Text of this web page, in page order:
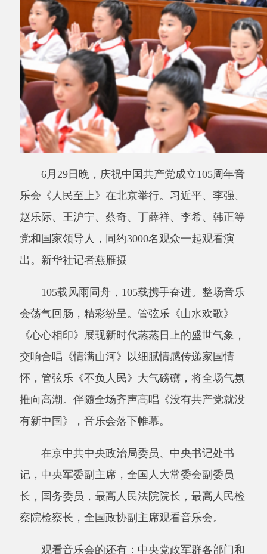
会荡气回肠，精彩纷呈。管弦乐《山水欢歌》
《心心相印》展现新时代蒸蒸日上的盛世气象，
交响合唱《情满山河》以细腻情感传递家国情
怀，管弦乐《不负人民》大气磅礴，将全场气氛
推向高潮。伴随全场齐声高唱《没有共产党就没
有新中国》，音乐会落下帷幕。
在京中共中央政治局委员、中央书记处书
记，中央军委副主席，全国人大常委会副委员
长，国务委员，最高人民法院院长，最高人民检
察院检察长，全国政协副主席观看音乐会。
观看音乐会的还有：中央党政军群各部门和
北京市主要负责同志，各民主党派中央、全国工
商联负责人和无党派人士代表，功勋荣誉表彰获
国专家代表，首都基层党员和各界群众代表，驻
京部队官兵代表等。
分享:
打印本页 关闭窗口
主办：阿克陶县人民政府办公室 政府网站标识
码：6530220001
承办：阿克陶县政务服务和数字发展中心 邮
编：845550
中国互联网举报中心